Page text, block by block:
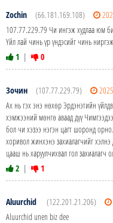
Zochin (66.181.169.108)
107.77.229.79 Чи ингэж худлаа юм
Үйл лай чинь үр үндэсийг чинь
1 | 0
Зочин (107.77.229.79)
Ах нь гэх энэ нөхөр Эрдэнэтийн
хэмжээний мөнгө аваад дүү
бол чи хэзээ нэгэн цагт шоронд
хоривол жинхэнэ захиалагчийг
цааш нь харуулчихвал гол захиалагч
2 | 1
Aluurchid (122.201.21.206)
Aluurchid unen biz dee